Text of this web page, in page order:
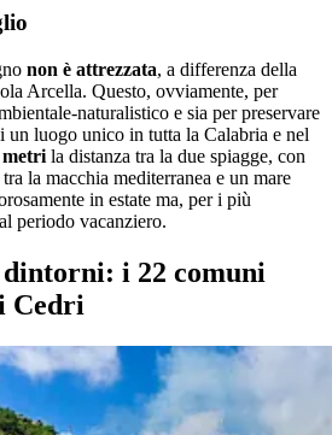
non è attrezzata, a differenza della
Arcella. Questo, ovviamente, per
naturalistico e sia per preservare
un luogo unico in tutta la Calabria e nel
metri la distanza tra la due spiagge, con
la macchia mediterranea e un mare
in estate ma, per i più
periodo vacanziero.
dintorni: i 22 comuni
Cedri